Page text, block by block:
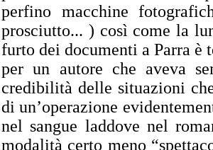
perfino macchine
prosciutto... ) così come la
furto dei documenti a Parra è
per un autore che aveva
credibilità delle situazioni
di un’operazione
nel sangue laddove nel
modalità certo meno